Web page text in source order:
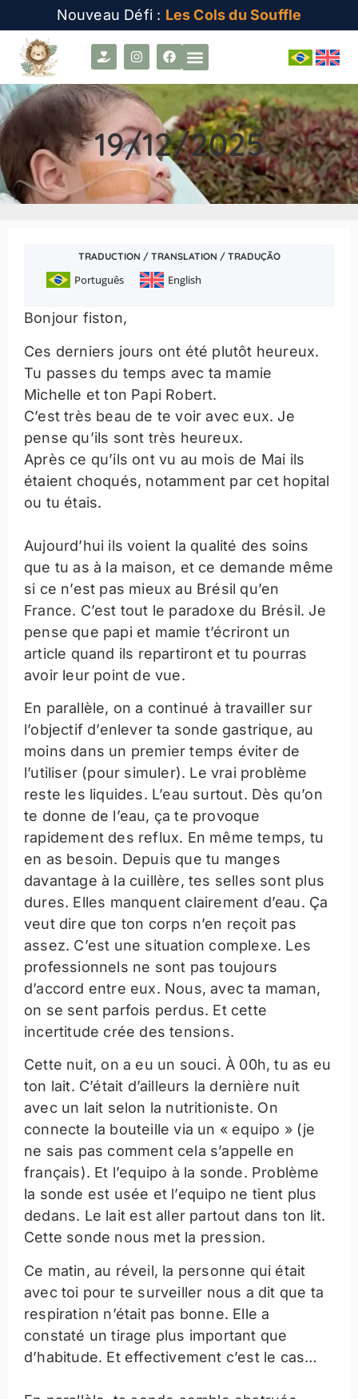
Nouveau Défi : Les Cols du Souffle
19/12/2025
TRADUCTION / TRANSLATION / TRADUÇÃO
Português English
Bonjour fiston,
Ces derniers jours ont été plutôt heureux.
Tu passes du temps avec ta mamie
Michelle et ton Papi Robert.
C’est très beau de te voir avec eux. Je
pense qu’ils sont très heureux.
Après ce qu’ils ont vu au mois de Mai ils
étaient choqués, notamment par cet hopital
ou tu étais.
Aujourd’hui ils voient la qualité des soins
que tu as à la maison, et ce demande même
si ce n’est pas mieux au Brésil qu’en
France. C’est tout le paradoxe du Brésil. Je
pense que papi et mamie t’écriront un
article quand ils repartiront et tu pourras
avoir leur point de vue.
En parallèle, on a continué à travailler sur
l’objectif d’enlever ta sonde gastrique, au
moins dans un premier temps éviter de
l’utiliser (pour simuler). Le vrai problème
reste les liquides. L’eau surtout. Dès qu’on
te donne de l’eau, ça te provoque
rapidement des reflux. En même temps, tu
en as besoin. Depuis que tu manges
davantage à la cuillère, tes selles sont plus
dures. Elles manquent clairement d’eau. Ça
veut dire que ton corps n’en reçoit pas
assez. C’est une situation complexe. Les
professionnels ne sont pas toujours
d’accord entre eux. Nous, avec ta maman,
on se sent parfois perdus. Et cette
incertitude crée des tensions.
Cette nuit, on a eu un souci. À 00h, tu as eu
ton lait. C’était d’ailleurs la dernière nuit
avec un lait selon la nutritioniste. On
connecte la bouteille via un « equipo » (je
ne sais pas comment cela s’appelle en
français). Et l’equipo à la sonde. Problème
la sonde est usée et l’equipo ne tient plus
dedans. Le lait est aller partout dans ton lit.
Cette sonde nous met la pression.
Ce matin, au réveil, la personne qui était
avec toi pour te surveiller nous a dit que ta
respiration n’était pas bonne. Elle a
constaté un tirage plus important que
d’habitude. Et effectivement c’est le cas…